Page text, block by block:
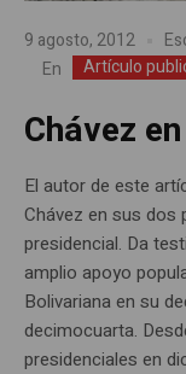
9 agosto, 2012
En
Artículo
Chávez
El autor de este
Chávez en sus dos
presidencial. Da
amplio apoyo
Bolivariana en su
decimocuarta.
presidenciales en